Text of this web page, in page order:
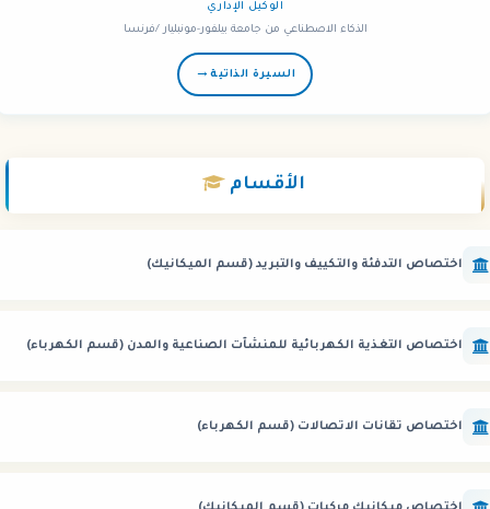
الوكيل الإداري
الذكاء الاصطناعي من جامعة بيلفور-مونبليار /فرنسا
السيرة الذاتية→
الأقسام
اختصاص التدفئة والتكييف والتبريد (قسم الميكانيك)
اختصاص التغذية الكهربائية للمنشآت الصناعية والمدن (قسم الكهرباء)
اختصاص تقانات الاتصالات (قسم الكهرباء)